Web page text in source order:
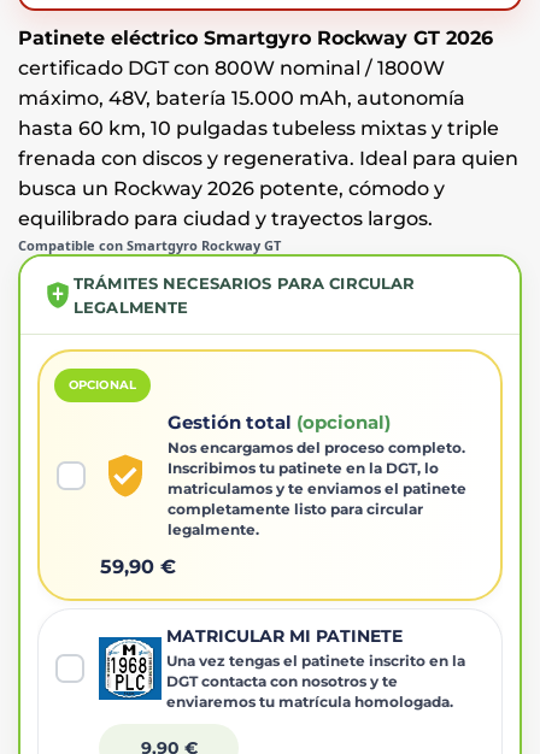
Patinete eléctrico Smartgyro Rockway GT 2026
certificado DGT con 800W nominal / 1800W
máximo, 48V, batería 15.000 mAh, autonomía
hasta 60 km, 10 pulgadas tubeless mixtas y triple
frenada con discos y regenerativa. Ideal para quien
busca un Rockway 2026 potente, cómodo y
equilibrado para ciudad y trayectos largos.
Compatible con Smartgyro Rockway GT
TRÁMITES NECESARIOS PARA CIRCULAR
LEGALMENTE
OPCIONAL
Gestión total (opcional)
Nos encargamos del proceso completo.
Inscribimos tu patinete en la DGT, lo
matriculamos y te enviamos el patinete
completamente listo para circular
legalmente.
59,90 €
MATRICULAR MI PATINETE
Una vez tengas el patinete inscrito en la
DGT contacta con nosotros y te
enviaremos tu matrícula homologada.
9,90 €